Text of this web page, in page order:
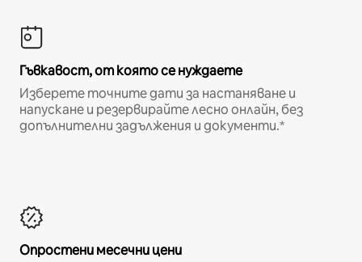
Гъвкавост, от която се нуждаете
Изберете точните дати за настаняване и
напускане и резервирайте лесно онлайн, без
допълнителни задължения и документи.*
Опростени месечни цени